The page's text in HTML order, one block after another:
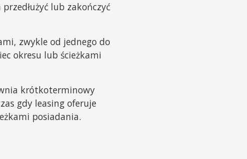
lub zakończyć
zwykle od jednego do
okresu lub ścieżkami
krótkoterminowy
gdy leasing oferuje
posiadania.